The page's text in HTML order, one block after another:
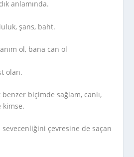
anlamında.
şans, baht.
ol, bana can ol
olan.
benzer biçimde sağlam, canlı,
kimse.
çevresine de saçan